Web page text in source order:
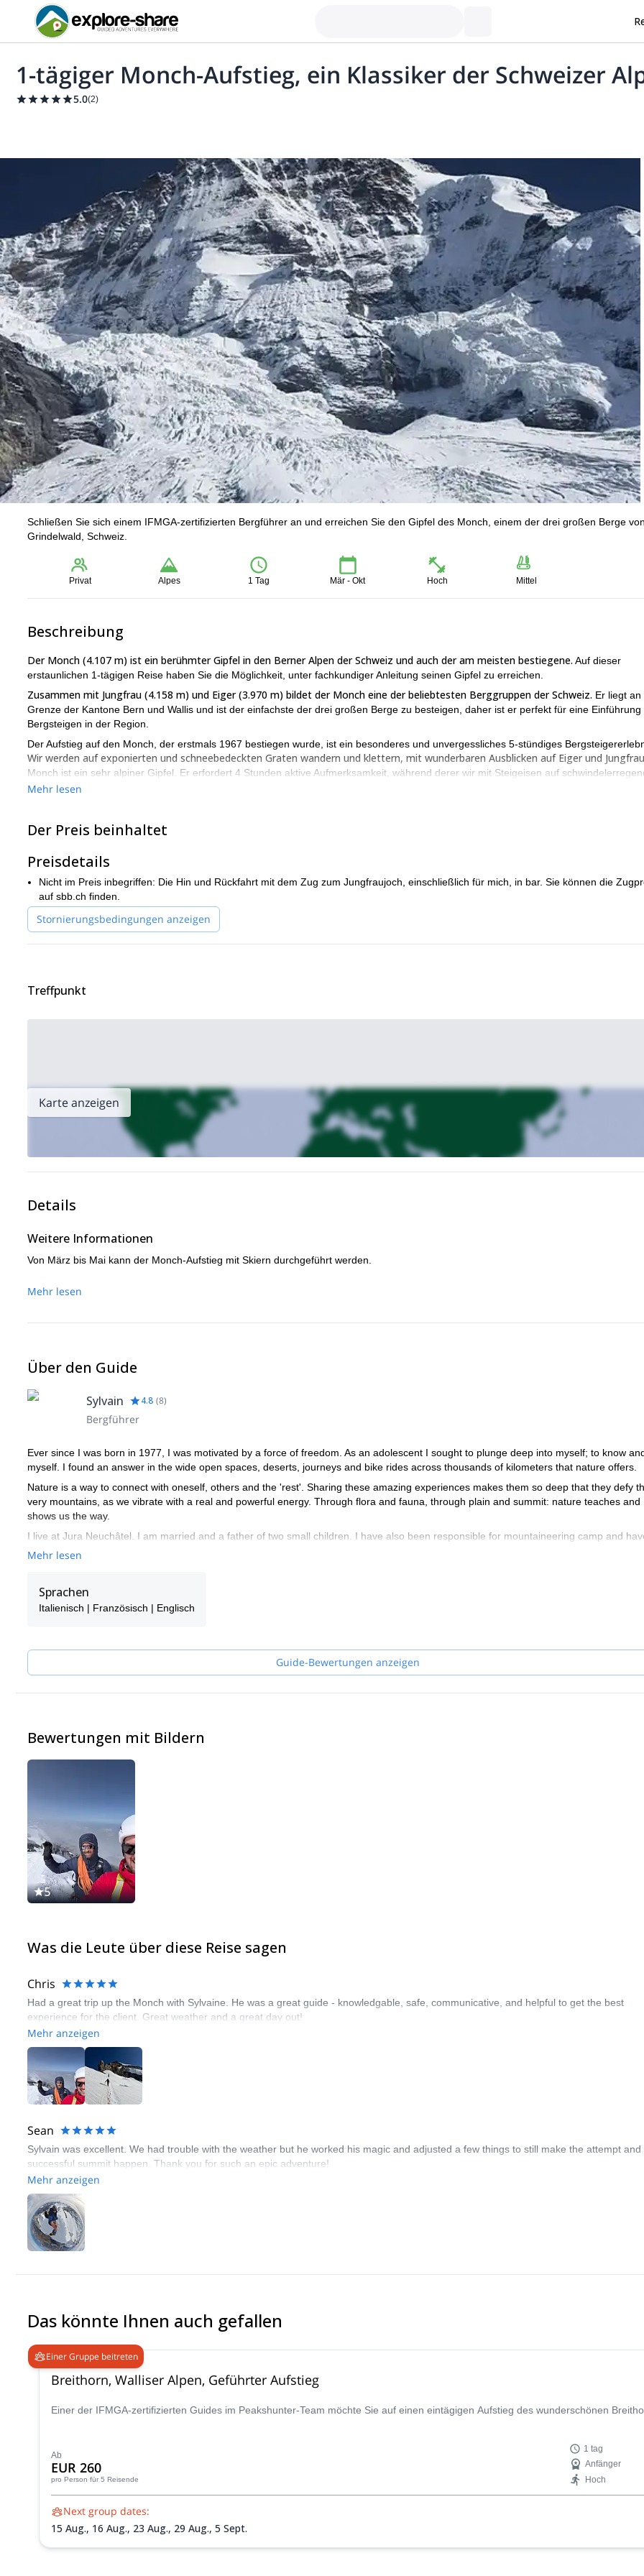
1-tägiger Monch-Aufstieg, ein Klassiker der Schweizer
5.0(2)
Schließen Sie sich einem IFMGA-zertifizierten Bergführer an und erreichen Sie den Gipfel des Monch, einem der drei großen Berge
Grindelwald, Schweiz.
Privat Alpes 1 Tag Mär - Okt Hoch Mittel
Beschreibung
Der Monch (4.107 m) ist ein berühmter Gipfel in den Berner Alpen der Schweiz und auch der am meisten bestiegene. Auf dieser
erstaunlichen 1-tägigen Reise haben Sie die Möglichkeit, unter fachkundiger Anleitung seinen Gipfel zu erreichen.
Zusammen mit Jungfrau (4.158 m) und Eiger (3.970 m) bildet der Monch eine der beliebtesten Berggruppen der Schweiz. Er liegt an
Grenze der Kantone Bern und Wallis und ist der einfachste der drei großen Berge zu besteigen, daher ist er perfekt für eine Einführung
Bergsteigen in der Region.
Der Aufstieg auf den Monch, der erstmals 1967 bestiegen wurde, ist ein besonderes und unvergessliches 5-stündiges
Wir werden auf exponierten und schneebedeckten Graten wandern und klettern, mit wunderbaren Ausblicken auf Eiger und
Monch ist ein sehr alpiner Gipfel. Er erfordert 4 Stunden aktive Aufmerksamkeit, während derer wir mit Steigeisen auf
Eis- oder Schneekämmen gehen und klettern. Mit über 4000 m ist er ein Gipfel für eine echte Einführung ins Bergsteigen.
Bedingungen gut sind. Und er kann auch von März bis Mai mit Skiern bestiegen werden.
Wenn Sie also bereit sind für einen einzigartigen Aufstieg zum Gipfel des Monch, kontaktieren Sie mich bitte! Ich bin sicher, dass
Bergtour für Sie ein einmaliges Erlebnis sein wird!
Mehr lesen
Der Preis beinhaltet
Preisdetails
Nicht im Preis inbegriffen: Die Hin und Rückfahrt mit dem Zug zum Jungfraujoch, einschließlich für mich, in bar. Sie können die
auf sbb.ch finden.
Stornierungsbedingungen anzeigen
Treffpunkt
Karte anzeigen
Details
Weitere Informationen
Von März bis Mai kann der Monch-Aufstieg mit Skiern durchgeführt werden.
Mehr lesen
Über den Guide
Sylvain 4.8 (8)
Bergführer
Ever since I was born in 1977, I was motivated by a force of freedom. As an adolescent I sought to plunge deep into myself; to know
myself. I found an answer in the wide open spaces, deserts, journeys and bike rides across thousands of kilometers that nature offers.
Nature is a way to connect with oneself, others and the 'rest'. Sharing these amazing experiences makes them so deep that they defy
very mountains, as we vibrate with a real and powerful energy. Through flora and fauna, through plain and summit: nature teaches and
shows us the way.
I live at Jura Neuchâtel. I am married and a father of two small children. I have also been responsible for mountaineering camp and
received a "J + S" recognition (Youth and Sports). I will happily guide you across these mountains.
Mehr lesen
Sprachen
Italienisch | Französisch | Englisch
Guide-Bewertungen anzeigen
Bewertungen mit Bildern
5
Was die Leute über diese Reise sagen
Chris
Had a great trip up the Monch with Sylvaine. He was a great guide - knowledgable, safe, communicative, and helpful to get the best
experience for the client. Great weather and a great day out!
Mehr anzeigen
Sean
Sylvain was excellent. We had trouble with the weather but he worked his magic and adjusted a few things to still make the attempt and
successful summit happen. Thank you for such an epic adventure!
Mehr anzeigen
Das könnte Ihnen auch gefallen
Einer Gruppe beitreten
Breithorn, Walliser Alpen, Geführter Aufstieg
Einer der IFMGA-zertifizierten Guides im Peakshunter-Team möchte Sie auf einen eintägigen Aufstieg des wunderschönen
Ab
EUR 260
pro Person für 5 Reisende
1 tag
Anfänger
Hoch
Next group dates:
15 Aug., 16 Aug., 23 Aug., 29 Aug., 5 Sept.